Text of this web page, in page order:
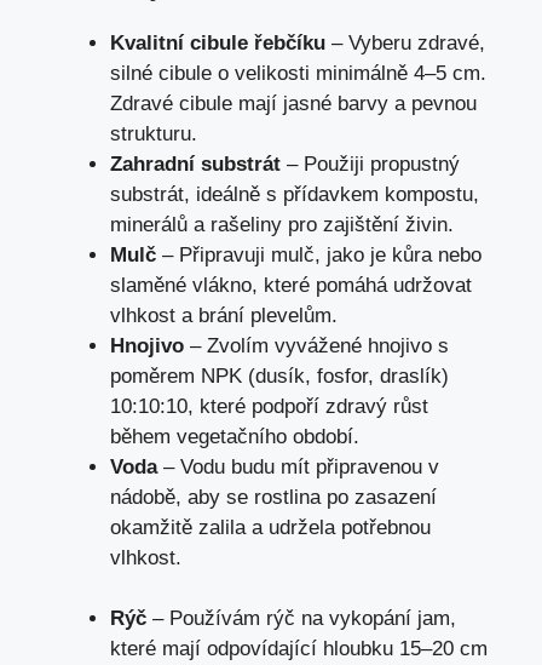
Kvalitní cibule řebčíku – Vyberu zdravé,
silné cibule o velikosti minimálně 4–5 cm.
Zdravé cibule mají jasné barvy a pevnou
strukturu.
Zahradní substrát – Použiji propustný
substrát, ideálně s přídavkem kompostu,
minerálů a rašeliny pro zajištění živin.
Mulč – Připravuji mulč, jako je kůra nebo
slaměné vlákno, které pomáhá udržovat
vlhkost a brání plevelům.
Hnojivo – Zvolím vyvážené hnojivo s
poměrem NPK (dusík, fosfor, draslík)
10:10:10, které podpoří zdravý růst
během vegetačního období.
Voda– Vodu budu mít připravenou v
nádobě, aby se rostlina po zasazení
okamžitě zalila a udržela potřebnou
vlhkost.
Rýč – Používám rýč na vykopání jam,
které mají odpovídající hloubku 15–20 cm